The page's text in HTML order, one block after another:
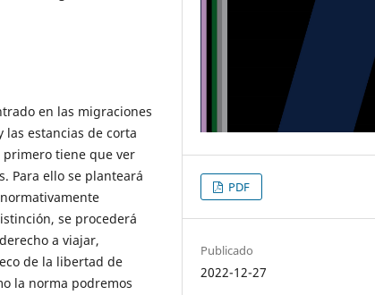
en las migraciones
las estancias de corta
primero tiene que ver
Para ello se planteará
se procederá
a viajar,
de la libertad de
la norma podremos
PDF
Publicado
2022-12-27